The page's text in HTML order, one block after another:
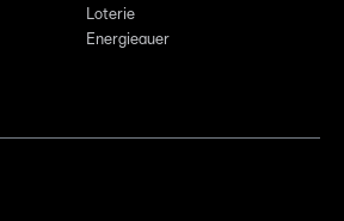
Loterie
Energieauer